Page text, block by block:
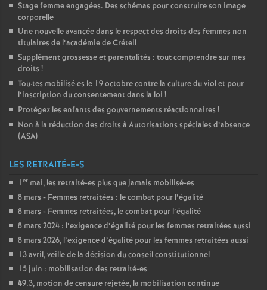
Stage femme engagées. Des schémas pour construire son image
corporelle
Une nouvelle avancée dans le respect des droits des femmes non
titulaires de l’académie de Créteil
Supplément grossesse et parentalités : tout comprendre sur mes
droits !
Tou·tes mobilisé·es le 19 octobre contre la culture du viol et pour
l’inscription du consentement dans la loi !
Protégez les enfants des gouvernements réactionnaires !
Non à la réduction des droits à Autorisations spéciales d’absence
(ASA)
LES RETRAITÉ-E-S
1 er mai, les retraité-es plus que jamais mobilisé-es
8 mars - Femmes retraitées : le combat pour l’égalité
8 mars - Femmes retraitées, le combat pour l’égalité
8 mars 2024 : l’exigence d’égalité pour les femmes retraitées aussi
8 mars 2026, l’exigence d’égalité pour les femmes retraitées aussi
13 avril, veille de la décision du conseil constitutionnel
15 juin : mobilisation des retraité-es
49.3, motion de censure rejetée, la mobilisation continue